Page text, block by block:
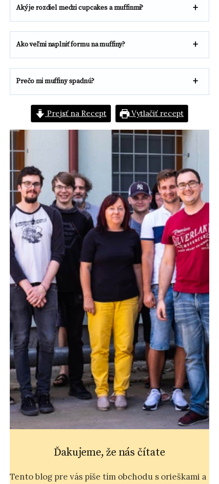
Aký je rozdiel medzi cupcakes a muffinmi?
Ako veľmi naplniť formu na muffiny?
Prečo mi muffiny spadnú?
Prejsť na Recept Vytlačiť recept
Ďakujeme, že nás čítate
Tento blog pre vás píše tím obchodu s orieškami a